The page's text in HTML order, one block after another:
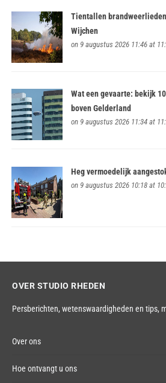
Tientallen
Wijchen
on 9 augustus 2026 11:46 at
Wat een gevaarte: bekijk
boven Gelderland
on 9 augustus 2026 11:34 at
Heg vermoedelijk
on 9 augustus 2026 10:18 at
OVER STUDIO RHEDEN
Persberichten, wetenswaardigheden en tips,
Over ons
Hoe ontvangt u ons